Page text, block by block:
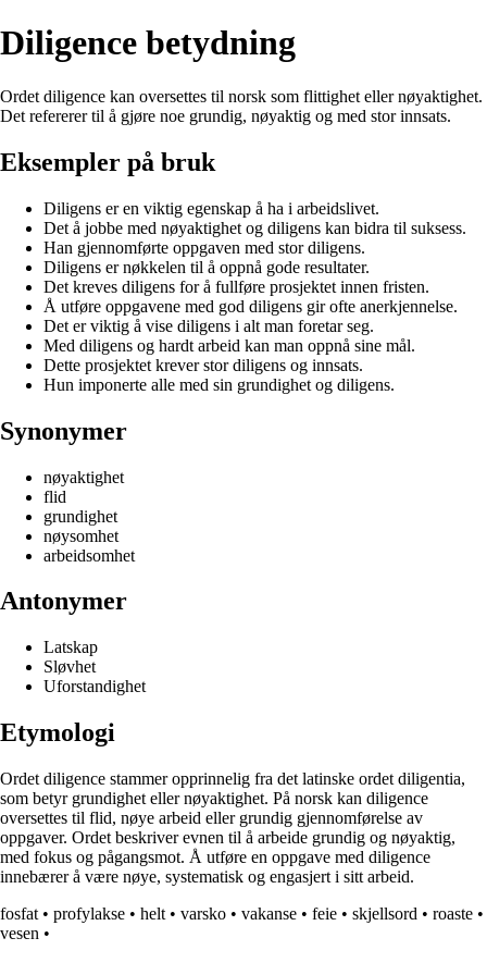
Diligence betydning
Ordet diligence kan oversettes til norsk som flittighet eller nøyaktighet.
Det refererer til å gjøre noe grundig, nøyaktig og med stor innsats.
Eksempler på bruk
Diligens er en viktig egenskap å ha i arbeidslivet.
Det å jobbe med nøyaktighet og diligens kan bidra til suksess.
Han gjennomførte oppgaven med stor diligens.
Diligens er nøkkelen til å oppnå gode resultater.
Det kreves diligens for å fullføre prosjektet innen fristen.
Å utføre oppgavene med god diligens gir ofte anerkjennelse.
Det er viktig å vise diligens i alt man foretar seg.
Med diligens og hardt arbeid kan man oppnå sine mål.
Dette prosjektet krever stor diligens og innsats.
Hun imponerte alle med sin grundighet og diligens.
Synonymer
nøyaktighet
flid
grundighet
nøysomhet
arbeidsomhet
Antonymer
Latskap
Sløvhet
Uforstandighet
Etymologi
Ordet diligence stammer opprinnelig fra det latinske ordet diligentia,
som betyr grundighet eller nøyaktighet. På norsk kan diligence
oversettes til flid, nøye arbeid eller grundig gjennomførelse av
oppgaver. Ordet beskriver evnen til å arbeide grundig og nøyaktig,
med fokus og pågangsmot. Å utføre en oppgave med diligence
innebærer å være nøye, systematisk og engasjert i sitt arbeid.
fosfat • profylakse • helt • varsko • vakanse • feie • skjellsord • roaste •
vesen •